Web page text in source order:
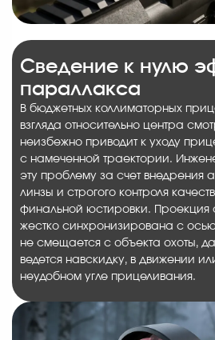
Сведение к нулю
параллакса
В бюджетных коллиматорных
взгляда относительно центра
неизбежно приводит к уходу
с намеченной траектории.
эту проблему за счет
линзы и строгого контроля
финальной юстировки. Проекция
жестко синхронизирована с
не смещается с объекта охоты,
ведется навскидку, в движении
неудобном угле прицеливания.